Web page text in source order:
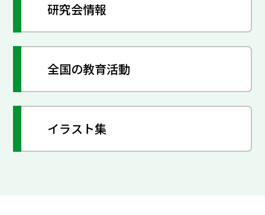
研究会情報
全国の教育活動
イラスト集